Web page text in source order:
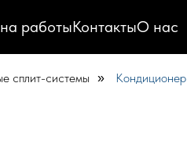
работыКонтактыО нас
сплит-системы »